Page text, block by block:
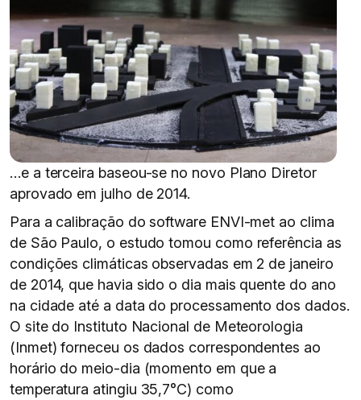
…e a terceira baseou-se no novo Plano Diretor
aprovado em julho de 2014.
Para a calibração do software ENVI-met ao clima
de São Paulo, o estudo tomou como referência as
condições climáticas observadas em 2 de janeiro
de 2014, que havia sido o dia mais quente do ano
na cidade até a data do processamento dos dados.
O site do Instituto Nacional de Meteorologia
(Inmet) forneceu os dados correspondentes ao
horário do meio-dia (momento em que a
temperatura atingiu 35,7°C) como